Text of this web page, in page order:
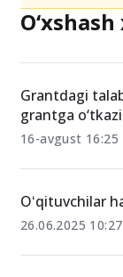
Grantdagi
grantga
16-avgust 16:25
Oʻqituvchilar
26.06.2025 10:27